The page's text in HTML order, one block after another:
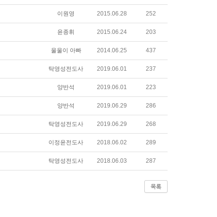
이원영 2015.06.28 252
윤종휘 2015.06.24 203
울울이 아빠 2014.06.25 437
탁영성전도사 2019.06.01 237
양반석 2019.06.01 223
양반석 2019.06.29 286
탁영성전도사 2019.06.29 268
이정윤전도사 2018.06.02 289
탁영성전도사 2018.06.03 287
목록